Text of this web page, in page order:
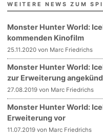
WEITERE NEWS ZUM
Monster Hunter World:
kommenden Kinofilm
25.11.2020 von Marc Friedrichs
Monster Hunter World:
zur Erweiterung
27.08.2019 von Marc Friedrichs
Monster Hunter World:
Erweiterung vor
11.07.2019 von Marc Friedrichs